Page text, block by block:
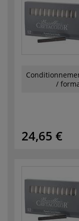
/
24,65 €